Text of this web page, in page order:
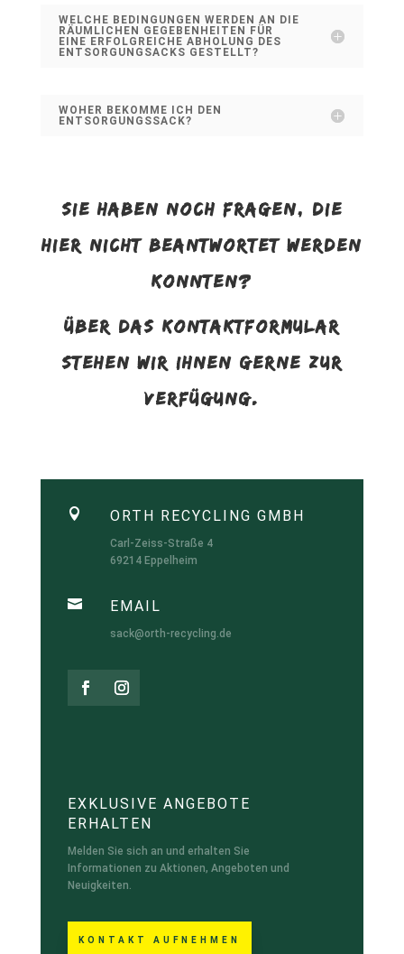
WELCHE BEDINGUNGEN WERDEN AN DIE
RÄUMLICHEN GEGEBENHEITEN FÜR
EINE ERFOLGREICHE ABHOLUNG DES
ENTSORGUNGSACKS GESTELLT?
WOHER BEKOMME ICH DEN
ENTSORGUNGSSACK?
SIE HABEN NOCH FRAGEN, DIE
HIER NICHT BEANTWORTET WERDEN
KONNTEN?
ÜBER DAS KONTAKTFORMULAR
STEHEN WIR IHNEN GERNE ZUR
VERFÜGUNG.
 ORTH RECYCLING GMBH
Carl-Zeiss-Straße 4
69214 Eppelheim
 EMAIL
sack@orth-recycling.de
EXKLUSIVE ANGEBOTE
ERHALTEN
Melden Sie sich an und erhalten Sie
Informationen zu Aktionen, Angeboten und
Neuigkeiten.
KONTAKT AUFNEHMEN